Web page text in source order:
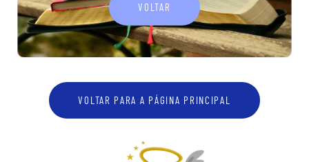
VOLTAR
VOLTAR PARA A PÁGINA PRINCIPAL